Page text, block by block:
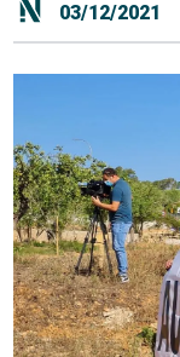
03/12/2021